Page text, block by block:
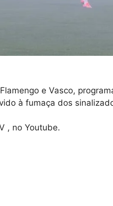
e Vasco,
à fumaça dos
, no Youtube.